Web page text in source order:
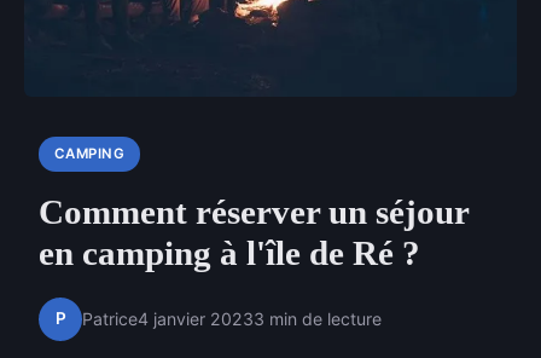
CAMPING
Comment réserver un séjour
en camping à l'île de Ré ?
P Patrice4 janvier 20233 min de lecture